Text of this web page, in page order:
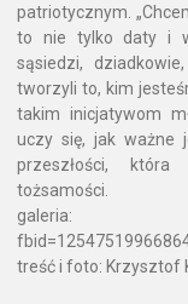
patriotycznym.
to nie tylko daty i
sąsiedzi,
tworzyli to, kim
takim inicjatywom
uczy się, jak ważne
przeszłości,
tożsamości.
galeria:
treść i foto: Krzysztof